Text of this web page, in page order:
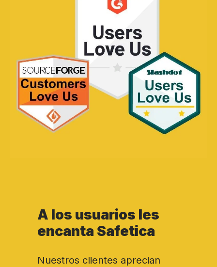
A los usuarios les
encanta Safetica
Nuestros clientes aprecian